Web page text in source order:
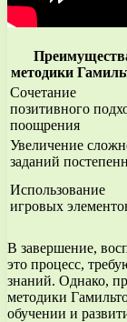
методики
Сочетание
позитивного
поощрения
Увеличение
заданий
Использование
игровых
В завершение,
это процесс,
знаний. Однако,
методики
обучении и